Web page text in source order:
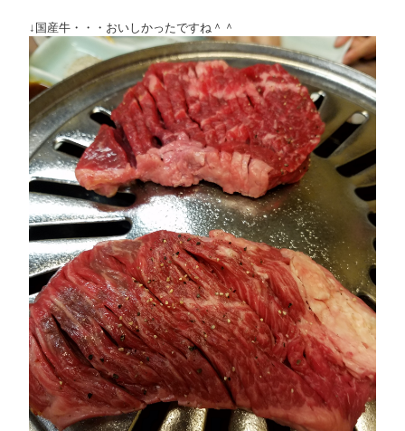
↓国産牛・・・おいしかったですね＾＾